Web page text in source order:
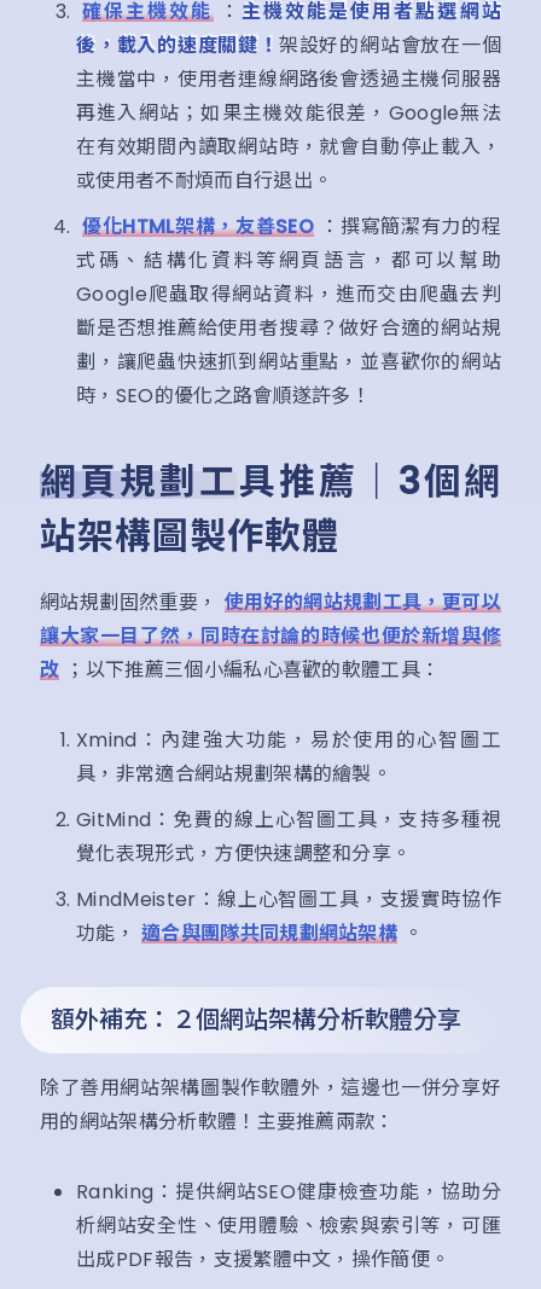
確保主機效能 ： 主機效能是使用者點選網站
後，載入的速度關鍵！ 架設好的網站會放在一個
主機當中，使用者連線網路後會透過主機伺服器
再進入網站；如果主機效能很差，Google無法
在有效期間內讀取網站時，就會自動停止載入，
或使用者不耐煩而自行退出。
優化HTML架構，友善SEO ：撰寫簡潔有力的程
式碼、結構化資料等網頁語言，都可以幫助
Google爬蟲取得網站資料，進而交由爬蟲去判
斷是否想推薦給使用者搜尋？做好合適的網站規
劃，讓爬蟲快速抓到網站重點，並喜歡你的網站
時，SEO的優化之路會順遂許多！
網頁規劃工具推薦｜3個網
站架構圖製作軟體
網站規劃固然重要， 使用好的網站規劃工具，更可以
讓大家一目了然，同時在討論的時候也便於新增與修
改 ；以下推薦三個小編私心喜歡的軟體工具：
Xmind：內建強大功能，易於使用的心智圖工
具，非常適合網站規劃架構的繪製。
GitMind：免費的線上心智圖工具，支持多種視
覺化表現形式，方便快速調整和分享。
MindMeister：線上心智圖工具，支援實時協作
功能， 適合與團隊共同規劃網站架構 。
額外補充：２個網站架構分析軟體分享
除了善用網站架構圖製作軟體外，這邊也一併分享好
用的網站架構分析軟體！主要推薦兩款：
Ranking：提供網站SEO健康檢查功能，協助分
析網站安全性、使用體驗、檢索與索引等，可匯
出成PDF報告，支援繁體中文，操作簡便。